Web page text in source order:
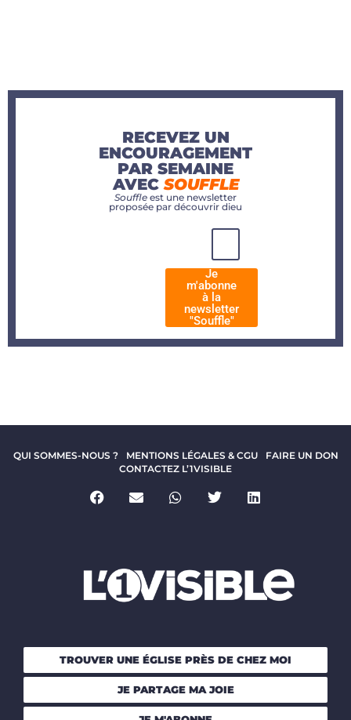
RECEVEZ UN
ENCOURAGEMENT
PAR SEMAINE
AVECSOUFFLE
Souffle est une newsletter
proposée par découvrir dieu
Je
m'abonne
à la
newsletter
"Souffle"
QUI SOMMES-NOUS ? MENTIONS LÉGALES & CGU
FAIRE UN DON
CONTACTEZ L’1VISIBLE
TROUVER UNE ÉGLISE PRÈS DE CHEZ MOI
JE PARTAGE MA JOIE